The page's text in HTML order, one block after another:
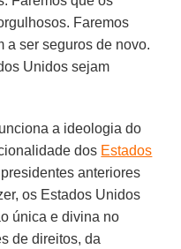
Faremos
a ser seguros de novo.
Unidos sejam
a ideologia do
dos Estados
anteriores
os Estados Unidos
única e divina no
de direitos, da